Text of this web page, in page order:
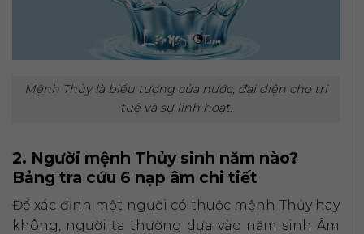
Mệnh Thủy là biểu tượng của nước, đại diện cho trí
tuệ và sự linh hoạt.
2. Người mệnh Thủy sinh năm nào?
Bảng tra cứu 6 nạp âm chi tiết
Để xác định một người có thuộc mệnh Thủy hay
không, người ta thường dựa vào năm sinh Âm